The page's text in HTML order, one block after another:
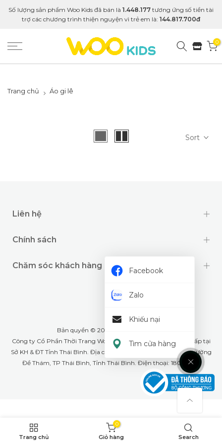
Số lượng sản phẩm Woo Kids đã bán là 1.448.177 tương ứng số tiền tài
trợ các chương trình thiện nguyện vì trẻ em là: 144.817.700đ
0
Trang chủ Áo gi lê
Sort
Liên hệ
Chính sách
Chăm sóc khách hàng
Bản quyền © 2024 thuộc về
Công ty Cổ Phần Thời Trang Woo Kids- GPĐKKD: 1001268555 cấp tại
Sở KH & ĐT Tỉnh Thái Bình. Địa chỉ văn phòng: Số 79A Lê Lợi, phường
Đề Thám, TP Thái Bình, Tỉnh Thái Bình. Điện thoại: 18008226
Facebook
Zalo
Khiếu nại
Tìm cửa hàng
Trang chủ
0
Giỏ hàng Search